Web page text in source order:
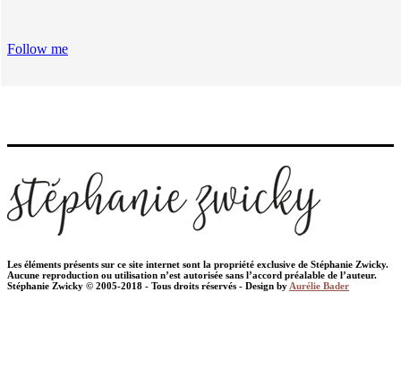
Follow me
Les éléments présents sur ce site internet sont la propriété exclusive de Stéphanie Zwicky.
Aucune reproduction ou utilisation n’est autorisée sans l’accord préalable de l’auteur.
Stéphanie Zwicky © 2005-2018 - Tous droits réservés - Design by Aurélie Bader